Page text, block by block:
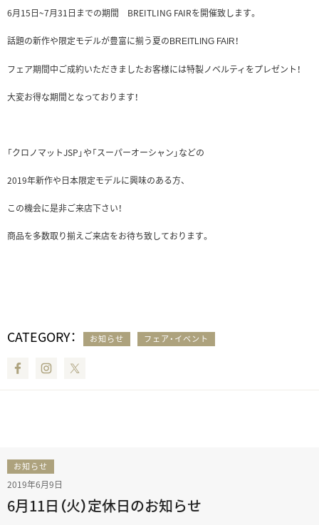
6月15日~7月31日までの期間 BREITLING FAIRを開催致します。
話題の新作や限定モデルが豊富に揃う夏の BREITLING FAIR ！
フェア期間中ご成約いただきましたお客様には特製ノベルティをプレゼント！
大変お得な期間となっております！
「クロノマットJSP」や「スーパーオーシャン」などの
2019年新作や日本限定モデルに興味のある方、
この機会に是非ご来店下さい！
商品を多数取り揃えご来店をお待ち致しております。
CATEGORY： お知らせ フェア・イベント
FacebookInstagram
お知らせ
2019年6月9日
6月11日（火）定休日のお知らせ